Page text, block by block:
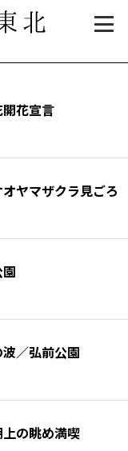
花宣言
ヤマザクラ見ごろ
／弘前公園
の眺め満喫